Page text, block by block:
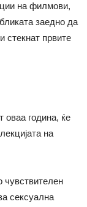
на филмови,
заедно да
стекнат првите
оваа година, ќе
на
чувствителен
сексуална